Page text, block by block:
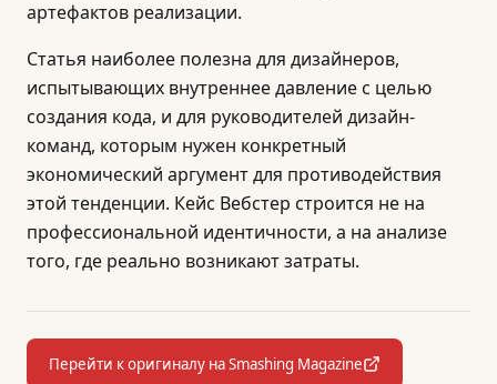
артефактов реализации.
Статья наиболее полезна для дизайнеров,
испытывающих внутреннее давление с целью
создания кода, и для руководителей дизайн-
команд, которым нужен конкретный
экономический аргумент для противодействия
этой тенденции. Кейс Вебстер строится не на
профессиональной идентичности, а на анализе
того, где реально возникают затраты.
Перейти к оригиналу на Smashing Magazine